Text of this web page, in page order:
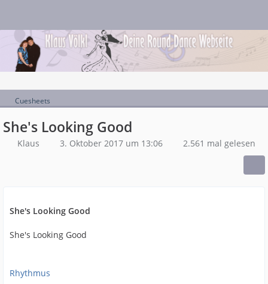
Cuesheets
She's Looking Good
Klaus 3. Oktober 2017 um 13:06 2.561 mal gelesen
She's Looking Good
She's Looking Good
Rhythmus